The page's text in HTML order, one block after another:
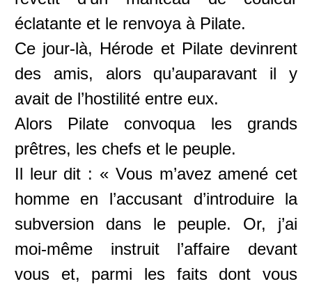
éclatante et le renvoya à Pilate.
Ce jour-là, Hérode et Pilate devinrent
des amis, alors qu’auparavant il y
avait de l’hostilité entre eux.
Alors Pilate convoqua les grands
prêtres, les chefs et le peuple.
Il leur dit : « Vous m’avez amené cet
homme en l’accusant d’introduire la
subversion dans le peuple. Or, j’ai
moi-même instruit l’affaire devant
vous et, parmi les faits dont vous